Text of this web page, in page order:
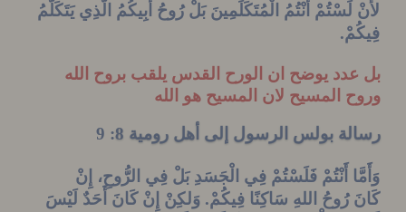
لَسْتُمْ أَنْتُمُ الْمُتَكَلِّمِينَ بَلْ رُوحُ أَبِيكُمُ الَّذِي يَتَكَلَّمُ
يوضح ان الورح القدس يلقب بروح الله
المسيح لان المسيح هو الله
بولس الرسول إلى أهل رومية 8 : 9
أَنْتُمْ فَلَسْتُمْ فِي الْجَسَدِ بَلْ فِي الرُّوحِ، إِنْ
رُوحُ اللهِ سَاكِنًا فِيكُمْ. وَلكِنْ إِنْ كَانَ أَحَدٌ لَيْسَ